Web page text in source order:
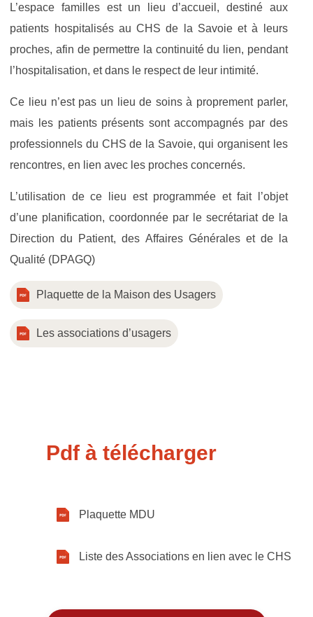
L’espace familles est un lieu d’accueil, destiné aux
patients hospitalisés au CHS de la Savoie et à leurs
proches, afin de permettre la continuité du lien, pendant
l’hospitalisation, et dans le respect de leur intimité.
Ce lieu n’est pas un lieu de soins à proprement parler,
mais les patients présents sont accompagnés par des
professionnels du CHS de la Savoie, qui organisent les
rencontres, en lien avec les proches concernés.
L’utilisation de ce lieu est programmée et fait l’objet
d’une planification, coordonnée par le secrétariat de la
Direction du Patient, des Affaires Générales et de la
Qualité (DPAGQ)
Plaquette de la Maison des Usagers
Les associations d’usagers
Pdf à télécharger
Plaquette MDU
Liste des Associations en lien avec le CHS